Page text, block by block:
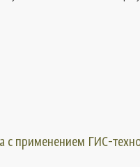
с применением ГИС-